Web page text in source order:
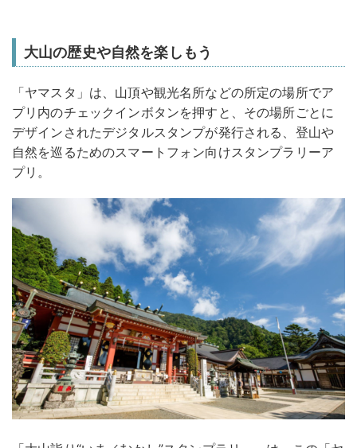
大山の歴史や自然を楽しもう
「ヤマスタ」は、山頂や観光名所などの所定の場所でア
プリ内のチェックインボタンを押すと、その場所ごとに
デザインされたデジタルスタンプが発行される、登山や
自然を巡るためのスマートフォン向けスタンプラリーア
プリ。